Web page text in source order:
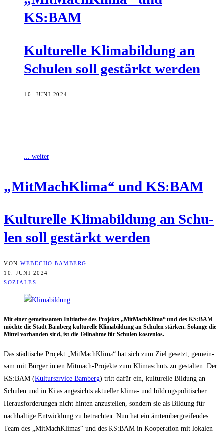
KS:BAM
Kul­tu­rel­le Kli­ma­bil­dung an
Schu­len soll gestärkt werden
10. JUNI 2024
... weiter
„Mit­Mach­Kli­ma“ und KS:BAM
Kul­tu­rel­le Kli­ma­bil­dung an Schu­
len soll gestärkt werden
VON WEBECHO BAMBERG
10. JUNI 2024
SOZIALES
Mit einer gemein­sa­men Initia­ti­ve des Pro­jekts „Mit­Mach­Kli­ma“ und des KS:BAM
möch­te die Stadt Bam­berg kul­tu­rel­le Kli­ma­bil­dung an Schu­len stär­ken. Solan­ge die
Mit­tel vor­han­den sind, ist die Teil­nah­me für Schu­len kostenlos.
Das städ­ti­sche Pro­jekt „Mit­Mach­Kli­ma“ hat sich zum Ziel gesetzt, gemein­
sam mit Bürger:innen Mit­mach-Pro­jek­te zum Kli­ma­schutz zu gestal­ten. Der
KS:BAM (Kul­tur­ser­vice Bam­berg) tritt dafür ein, kul­tu­rel­le Bil­dung an
Schu­len und in Kitas ange­sichts aktu­el­ler kli­ma- und bil­dungs­po­li­ti­scher
Her­aus­for­de­run­gen nicht hin­ten anzu­stel­len, son­dern sie als Bil­dung für
nach­hal­ti­ge Ent­wick­lung zu betrach­ten. Nun hat ein ämter­über­grei­fen­des
Team des „Mit­Mach­Kli­mas“ und des KS:BAM in Koope­ra­ti­on mit loka­len